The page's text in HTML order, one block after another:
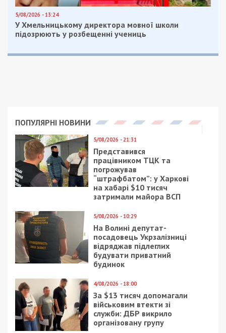
Як працюватиме громадський транспорт
СУСПІЛЬСТВО
19/01/2018 - 16:31
Как знаменитые
днепряне окунались на
Крещение: фото,
видео
24/01/2022 - 17:15
Какие лекарства в
Днепре можно купить
за “тысячу Зеленского”